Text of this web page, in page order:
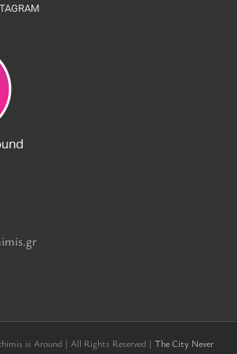
is Around | All Rights Reserved | The City Never